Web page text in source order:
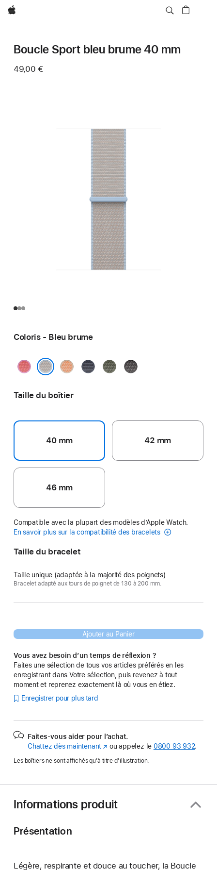
Apple
Boucle Sport bleu brume 40 mm
49,00 €
Coloris - Bleu brume
Rose
goyave
MelonBleu
Forêt
Gris
Taille du boîtier
40 mm 42 mm
46 mm
Compatible avec la plupart des modèles d’Apple Watch.
En savoir plus sur la compatibilité des bracelets
Taille du bracelet
Taille unique (adaptée à la majorité des poignets)
Bracelet adapté aux tours de poignet de 130 à 200 mm.
Ajouter au Panier
Vous avez besoin d’un temps de réflexion ?
Faites une sélection de tous vos articles préférés en les
enregistrant dans Votre sélection, puis revenez à tout
moment et reprenez exactement là où vous en étiez.
Enregistrer pour plus tard
Faites-vous aider pour l’achat.
Chattez dès maintenant (s’ouvre
une
fenêtre)
ou appelez le 0800 93 932.
Les boîtiers ne sont affichés qu’à titre d’illustration.
Informations produit
Présentation
Légère, respirante et douce au toucher, la Boucle